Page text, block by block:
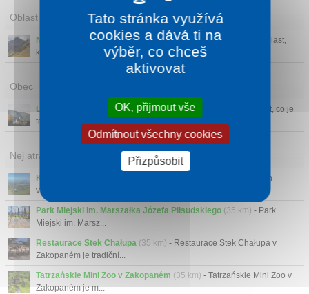
Oblast
Nízké Tatry
- Druhé nejnavštěvovanější pohoří Slovenska a oblast,
kde z turistic...
Obec
Liptovský Ján
- Liptovský Ján je místo pro ty, kteří chtějí poznat, co je
to ned...
Nej atrakce v okolí
Kasprov Vrch
- Kasprov Vrch je jeden z nejznámějších
vrcholů v polských Zá...
Park Miejski im. Marszałka Józefa Piłsudskiego (35 km) - Park
Miejski im. Marsz...
Restaurace Stek Chałupa (35 km) - Restaurace Stek Chałupa v
Zakopaném je tradiční...
Tatrzańskie Mini Zoo v Zakopaném (35 km) - Tatrzańskie Mini Zoo v
Zakopaném je m...
Tato stránka využívá
cookies a dává ti na
výběr, co chceš
aktivovat
OK, přijmout vše
Odmítnout všechny cookies
Přizpůsobit